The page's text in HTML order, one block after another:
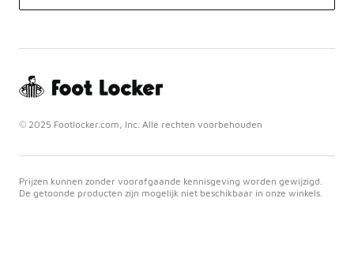
© 2025 Footlocker.com, Inc. Alle rechten voorbehouden
Prijzen kunnen zonder voorafgaande kennisgeving worden gewijzigd.
De getoonde producten zijn mogelijk niet beschikbaar in onze winkels.